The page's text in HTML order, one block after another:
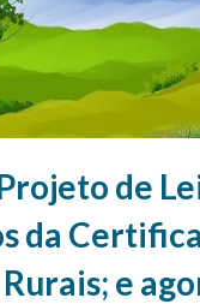
de
da
e